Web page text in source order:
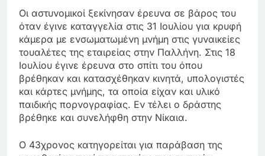
Οι αστυνομικοί ξεκίνησαν έρευνα σε βάρος του
όταν έγινε καταγγελία στις 31 Ιουλίου για κρυφή
κάμερα με ενσωματωμένη μνήμη στις γυναικείες
τουαλέτες της εταιρείας στην Παλλήνη. Στις 18
Ιουλίου έγινε έρευνα στο σπίτι του όπου
βρέθηκαν και κατασχέθηκαν κινητά, υπολογιστές
και κάρτες μνήμης, τα οποία είχαν και υλικό
παιδικής πορνογραφίας. Εν τέλει ο δράστης
βρέθηκε και συνελήφθη στην Νίκαια.
Ο 43χρονος κατηγορείται για παράβαση της